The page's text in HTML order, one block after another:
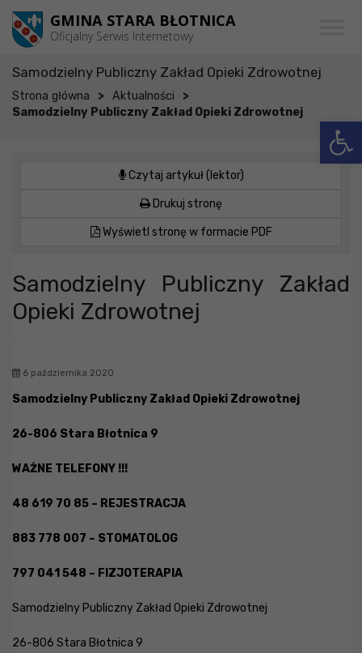
Przejdź do menu
Przejdź do głównej treści strony
Przejdź do stopki strony GMINA STARA BŁOTNICA
Oficjalny Serwis Internetowy
Samodzielny Publiczny Zakład Opieki Zdrowotnej
Strona główna > Aktualności >
Samodzielny Publiczny Zakład Opieki Zdrowotnej
Czytaj artykuł (lektor)
Drukuj stronę
Wyświetl stronę w formacie PDF
Samodzielny Publiczny Zakład
Opieki Zdrowotnej
6 października 2020
Samodzielny Publiczny Zakład Opieki Zdrowotnej
26-806 Stara Błotnica 9
WAŻNE TELEFONY !!!
48 619 70 85 – REJESTRACJA
883 778 007 – STOMATOLOG
797 041 548 – FIZJOTERAPIA
Samodzielny Publiczny Zakład Opieki Zdrowotnej
26-806 Stara Błotnica 9